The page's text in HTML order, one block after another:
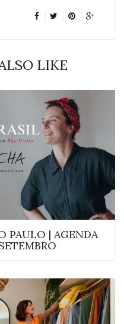
LIKE
PAULO | AGENDA